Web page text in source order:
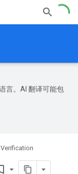
言。AI 翻译可能包